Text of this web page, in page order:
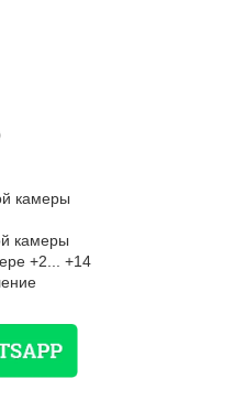
камеры
камеры
+2... +14